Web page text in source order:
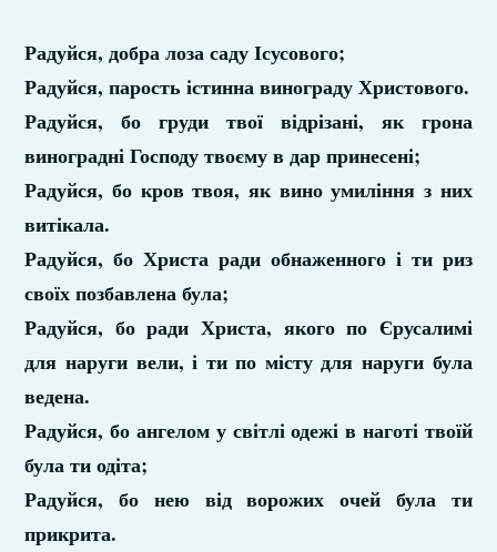
Радуйся, добра лоза саду Ісусового;
Радуйся, парость істинна винограду Христового.
Радуйся, бо груди твої відрізані, як грона
виноградні Господу твоєму в дар принесені;
Радуйся, бо кров твоя, як вино умиління з них
витікала.
Радуйся, бо Христа ради обнаженного і ти риз
своїх позбавлена була;
Радуйся, бо ради Христа, якого по Єрусалимі
для наруги вели, і ти по місту для наруги була
ведена.
Радуйся, бо ангелом у світлі одежі в наготі твоїй
була ти одіта;
Радуйся, бо нею від ворожих очей була ти
прикрита.